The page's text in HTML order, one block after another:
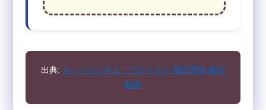
出典: ネットビジネス・アナリスト 横田秀珠 解説
動画